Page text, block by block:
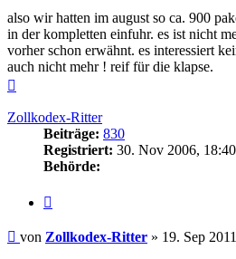
also wir hatten im august so ca. 900
in der kompletten einfuhr. es ist nicht
vorher schon erwähnt. es interessiert
auch nicht mehr ! reif für die klapse.
Zollkodex-Ritter
Beiträge: 830
Registriert: 30. Nov 2006, 18:40
Behörde:
Beitrag
von Zollkodex-Ritter » 19. Sep